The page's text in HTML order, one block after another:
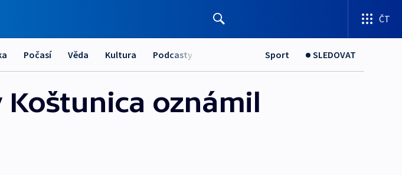
ČT
Počasí Věda Kultura Podcasty Sport SLEDOVAT
oznámil